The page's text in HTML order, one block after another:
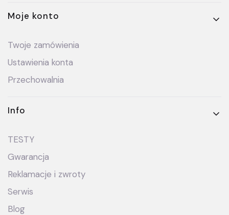
Moje konto
Twoje zamówienia
Ustawienia konta
Przechowalnia
Info
TESTY
Gwarancja
Reklamacje i zwroty
Serwis
Blog